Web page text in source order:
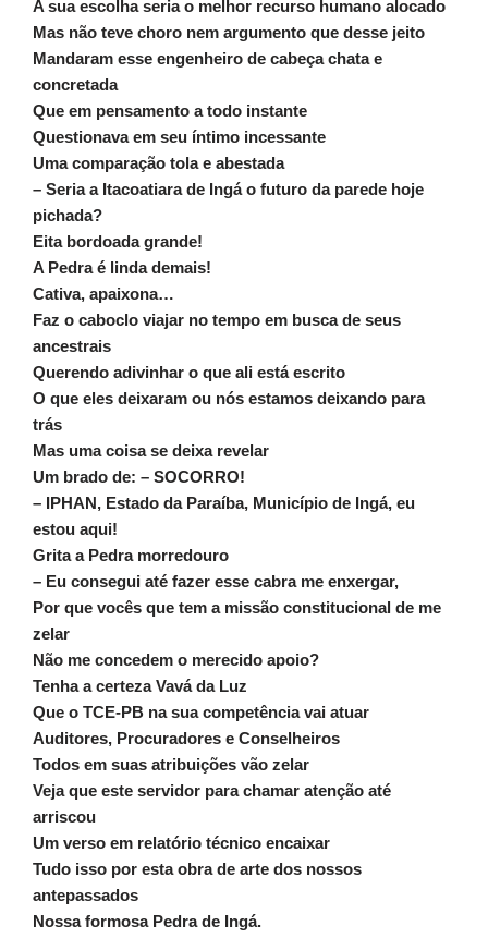
A sua escolha seria o melhor recurso humano alocado
Mas não teve choro nem argumento que desse jeito
Mandaram esse engenheiro de cabeça chata e
concretada
Que em pensamento a todo instante
Questionava em seu íntimo incessante
Uma comparação tola e abestada
– Seria a Itacoatiara de Ingá o futuro da parede hoje
pichada?
Eita bordoada grande!
A Pedra é linda demais!
Cativa, apaixona…
Faz o caboclo viajar no tempo em busca de seus
ancestrais
Querendo adivinhar o que ali está escrito
O que eles deixaram ou nós estamos deixando para
trás
Mas uma coisa se deixa revelar
Um brado de: – SOCORRO!
– IPHAN, Estado da Paraíba, Município de Ingá, eu
estou aqui!
Grita a Pedra morredouro
– Eu consegui até fazer esse cabra me enxergar,
Por que vocês que tem a missão constitucional de me
zelar
Não me concedem o merecido apoio?
Tenha a certeza Vavá da Luz
Que o TCE-PB na sua competência vai atuar
Auditores, Procuradores e Conselheiros
Todos em suas atribuições vão zelar
Veja que este servidor para chamar atenção até
arriscou
Um verso em relatório técnico encaixar
Tudo isso por esta obra de arte dos nossos
antepassados
Nossa formosa Pedra de Ingá.